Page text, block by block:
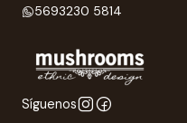
5693230 5814
Síguenos